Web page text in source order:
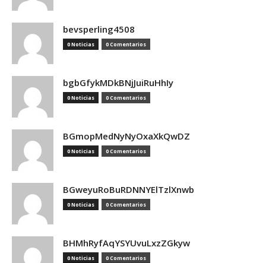
bevsperling4508
0 Noticias 0 Comentarios
bgbGfykMDkBNjJuiRuHhIy
0 Noticias 0 Comentarios
BGmopMedNyNyOxaXkQwDZ
0 Noticias 0 Comentarios
BGweyuRoBuRDNNYElTzlXnwb
0 Noticias 0 Comentarios
BHMhRyfAqYSYUvuLxzZGkyw
0 Noticias 0 Comentarios